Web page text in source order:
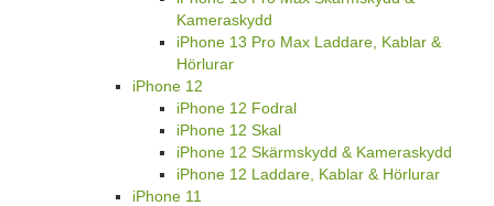
Kameraskydd
iPhone 13 Pro Max Laddare, Kablar &
Hörlurar
iPhone 12
iPhone 12 Fodral
iPhone 12 Skal
iPhone 12 Skärmskydd & Kameraskydd
iPhone 12 Laddare, Kablar & Hörlurar
iPhone 11